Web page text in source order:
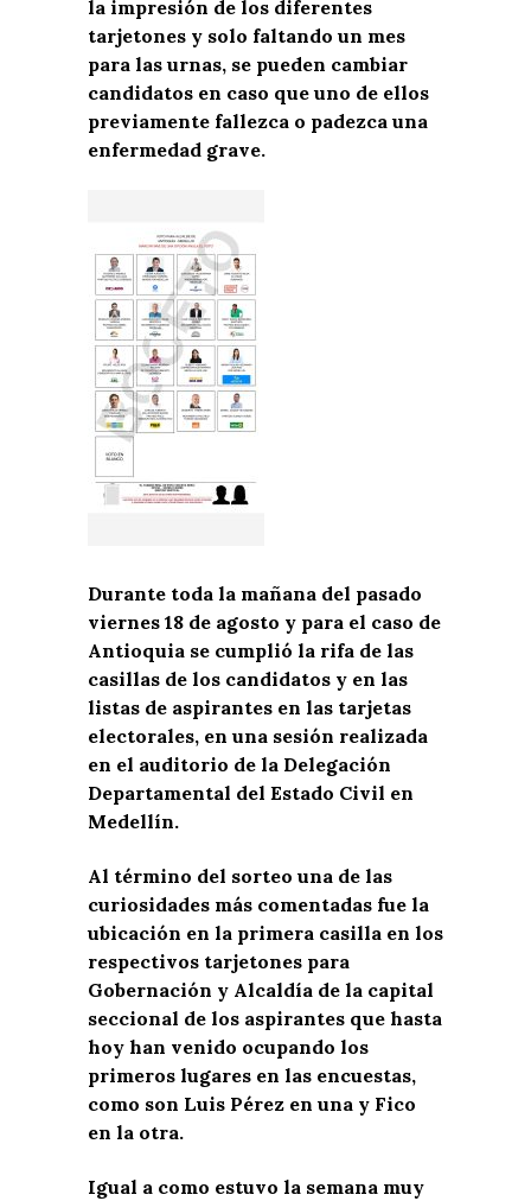
la impresión de los diferentes
tarjetones y solo faltando un mes
para las urnas, se pueden cambiar
candidatos en caso que uno de ellos
previamente fallezca o padezca una
enfermedad grave.
Durante toda la mañana del pasado
viernes 18 de agosto y para el caso de
Antioquia se cumplió la rifa de las
casillas de los candidatos y en las
listas de aspirantes en las tarjetas
electorales, en una sesión realizada
en el auditorio de la Delegación
Departamental del Estado Civil en
Medellín.
Al término del sorteo una de las
curiosidades más comentadas fue la
ubicación en la primera casilla en los
respectivos tarjetones para
Gobernación y Alcaldía de la capital
seccional de los aspirantes que hasta
hoy han venido ocupando los
primeros lugares en las encuestas,
como son Luis Pérez en una y Fico
en la otra.
Igual a como estuvo la semana muy